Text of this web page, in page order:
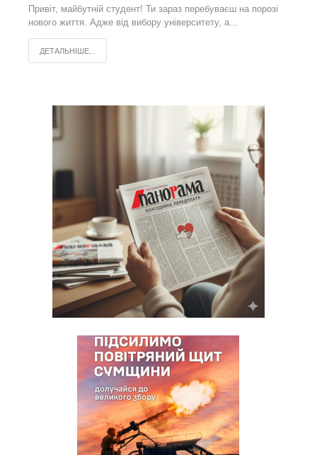
Привіт, майбутній студент! Ти зараз перебуваєш на порозі
нового життя. Адже від вибору університету, а…
ДЕТАЛЬНІШЕ...